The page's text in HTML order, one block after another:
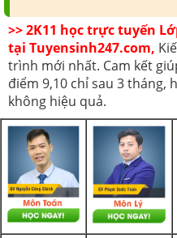
>> 2K11 học trực tuyến
tại Tuyensinh247.com,
trình mới nhất. Cam kết
điểm 9,10 chỉ sau 3 tháng,
không hiệu quả.